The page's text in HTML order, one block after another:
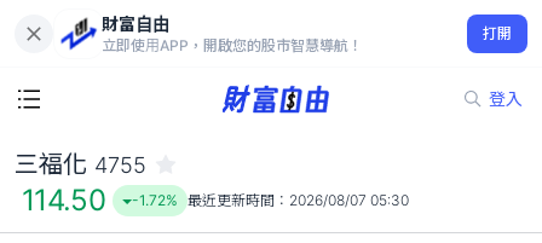
財富自由
立即使用APP，開啟您的股市智慧導航！
打開
登入
114.50
-1.72%
三福化 4755
114.50 -1.72% 最近更新時間： 2026/08/07 05:30